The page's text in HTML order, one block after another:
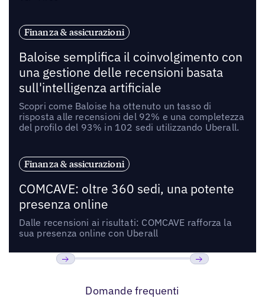
Finanza & assicurazioni
Baloise semplifica il coinvolgimento con
una gestione delle recensioni basata
sull'intelligenza artificiale
Scopri come Baloise ha ottenuto un tasso di
risposta alle recensioni del 92% e una completezza
del profilo del 93% in 102 sedi utilizzando Uberall.
Finanza & assicurazioni
COMCAVE: oltre 360 sedi, una potente
presenza online
Dalle recensioni ai risultati: COMCAVE rafforza la
sua presenza online con Uberall
Domande frequenti